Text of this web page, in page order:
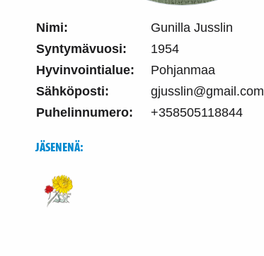
Nimi:
Gunilla Jusslin
Syntymävuosi:
1954
Hyvinvointialue:
Pohjanmaa
Sähköposti:
gjusslin@gmail.com
Puhelinnumero:
+358505118844
JÄSENENÄ: